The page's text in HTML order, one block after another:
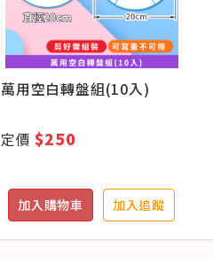
萬用空白轉盤組(10入)
定價$250
加入購物車 加入追蹤